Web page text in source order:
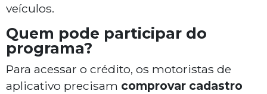
veículos.
Quem pode participar do
programa?
Para acessar o crédito, os motoristas de
aplicativo precisam comprovar cadastro